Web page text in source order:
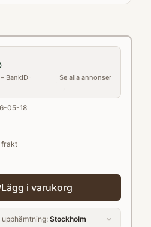
BankID-
·
Se alla annonser
→
05-18
frakt
Lägg i varukorg
upphämtning: Stockholm